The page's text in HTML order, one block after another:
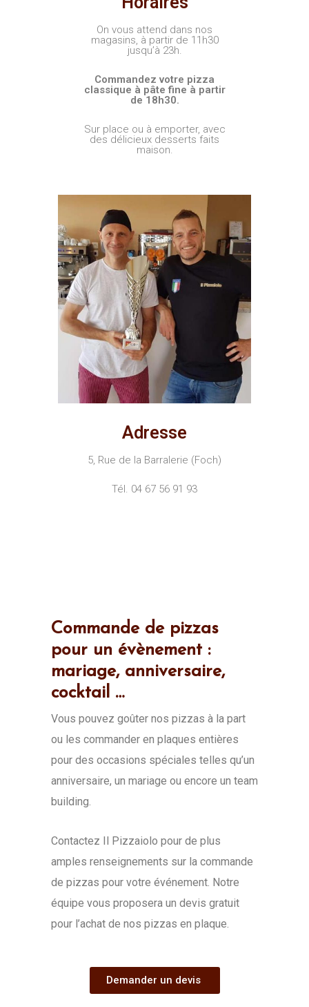
On vous attend dans nos
magasins, à partir de 11h30
jusqu’à 23h.
Commandez votre pizza
classique à pâte fine à partir
de 18h30.
Sur place ou à emporter, avec
des délicieux desserts faits
maison.
Adresse
5, Rue de la Barralerie (Foch)
Tél. 04 67 56 91 93
Commande de pizzas
pour un évènement :
mariage, anniversaire,
cocktail …
Vous pouvez goûter nos pizzas à la part
ou les commander en plaques entières
pour des occasions spéciales telles qu’un
anniversaire, un mariage ou encore un team
building.
Contactez Il Pizzaiolo pour de plus
amples renseignements sur la commande
de pizzas pour votre événement. Notre
équipe vous proposera un devis gratuit
pour l’achat de nos pizzas en plaque.
Demander un devis